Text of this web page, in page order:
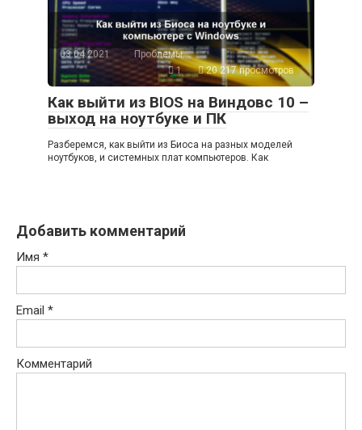
03.04.2021
Проблемы
1
20 217 просмотров
Как выйти из BIOS на Виндовс 10 –
выход на ноутбуке и ПК
Разберемся, как выйти из Биоса на разных моделей
ноутбуков, и системных плат компьютеров. Как
Добавить комментарий
Имя *
Email *
Комментарий